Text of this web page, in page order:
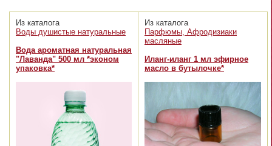
Из каталога
Воды душистые натуральные
Вода ароматная натуральная
"Лаванда" 500 мл *эконом
упаковка*
Из каталога
Парфюмы, Афродизиаки
масляные
Иланг-иланг 1 мл эфирное
масло в бутылочке*